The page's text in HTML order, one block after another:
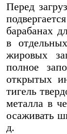
Перед
барабанах
в
жировых
полное
открытых
тигель
металла в
осаживать
д.